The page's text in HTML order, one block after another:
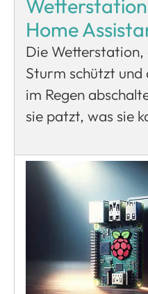
Home
Die
Sturm schützt und
im Regen
sie patzt, was sie